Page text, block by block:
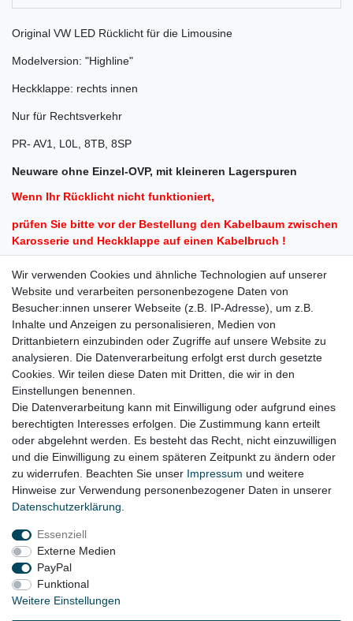
Original VW LED Rücklicht für die Limousine
Modelversion: "Highline"
Heckklappe: rechts innen
Nur für Rechtsverkehr
PR- AV1, L0L, 8TB, 8SP
Neuware ohne Einzel-OVP, mit kleineren Lagerspuren
Wenn Ihr Rücklicht nicht funktioniert,
prüfen Sie bitte vor der Bestellung den Kabelbaum zwischen
Karosserie und Heckklappe auf einen Kabelbruch !
Lieferung wie abgebildet
Gerne prüfen wir für Sie anhand Ihrer Fahrgestellnummer (VIN)
ob der Artikel bei Ihrem Fahrzeug passt
für:
VW Passat B8 3G Limousine Bj. 2014 - 07/2019
Lieferzeit etwa 1 bis 3 Werktage
Wir verwenden Cookies und ähnliche Technologien auf unserer
Website und verarbeiten personenbezogene Daten von
Besucher:innen unserer Webseite (z.B. IP-Adresse), um z.B.
Inhalte und Anzeigen zu personalisieren, Medien von
Drittanbietern einzubinden oder Zugriffe auf unsere Website zu
analysieren. Die Datenverarbeitung erfolgt erst durch gesetzte
Cookies. Wir teilen diese Daten mit Dritten, die wir in den
Einstellungen benennen.
Die Datenverarbeitung kann mit Einwilligung oder aufgrund eines
berechtigten Interesses erfolgen. Die Zustimmung kann erteilt
oder abgelehnt werden. Es besteht das Recht, nicht einzuwilligen
und die Einwilligung zu einem späteren Zeitpunkt zu ändern oder
zu widerrufen. Beachten Sie unser Impressum und weitere
Hinweise zur Verwendung personenbezogener Daten in unserer
Daten­schutz­erklärung
Essenziell
Externe Medien
PayPal
Funktional
Weitere Einstellungen
Impressum
Widerrufs­recht